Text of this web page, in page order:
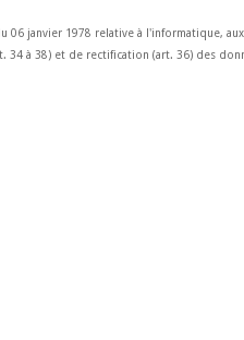
06 janvier 1978 relative à l'informatique,
34 à 38) et de rectification (art. 36) des